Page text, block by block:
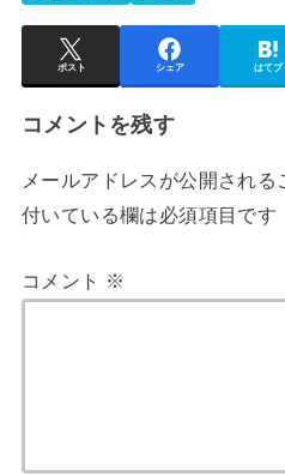
ポスト シェア はてブ
コメントを残す
メールアドレスが公開される
付いている欄は必須項目です
コメント ※